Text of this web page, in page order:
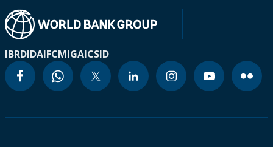
IBRDIDAIFCMIGAICSID